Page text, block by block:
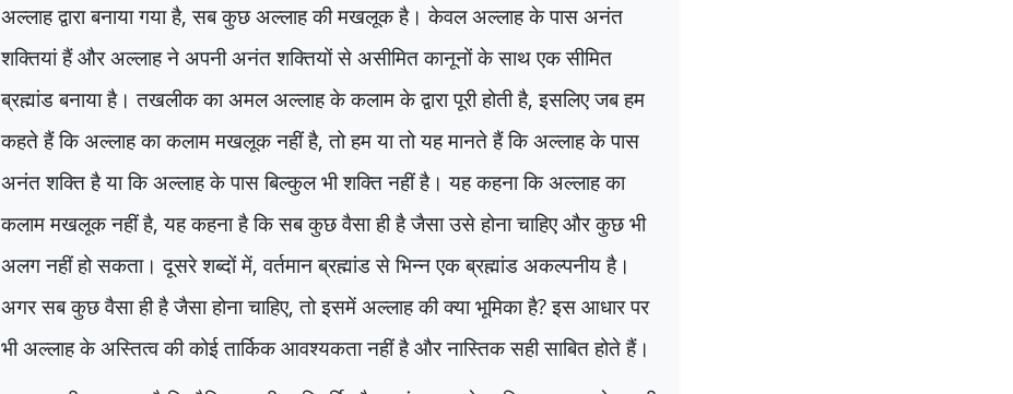
अल्लाह द्वारा बनाया गया है,सब कुछ अल्लाह की मखलूक है। केवल अल्लाह के पास अनंत
शक्तियां हैं और अल्लाह ने अपनी अनंत शक्तियों से असीमित कानूनों के साथ एक सीमित
ब्रह्मांड बनाया है। तखलीक का अमल अल्लाह के कलाम के द्वारा पूरी होती है,इसलिए जब हम
कहते हैं कि अल्लाह का कलाम मखलूक नहीं है,तो हम या तो यह मानते हैं कि अल्लाह के पास
अनंत शक्ति है या कि अल्लाह के पास बिल्कुल भी शक्ति नहीं है। यह कहना कि अल्लाह का
कलाम मखलूक नहीं है,यह कहना है कि सब कुछ वैसा ही है जैसा उसे होना चाहिए और कुछ भी
अलग नहीं हो सकता। दूसरे शब्दों में,वर्तमान ब्रह्मांड से भिन्न एक ब्रह्मांड अकल्पनीय है।
अगर सब कुछ वैसा ही है जैसा होना चाहिए,तो इसमें अल्लाह की क्या भूमिका है?इस आधार पर
भी अल्लाह के अस्तित्व की कोई तार्किक आवश्यकता नहीं है और नास्तिक सही साबित होते हैं।